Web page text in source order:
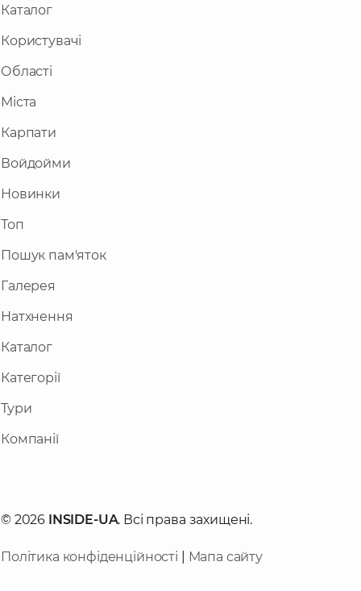
Каталог
Користувачі
Області
Міста
Карпати
Войдойми
Новинки
Топ
Пошук пам'яток
Галерея
Натхнення
Каталог
Категорії
Тури
Компанії
© 2026 INSIDE-UA. Всі права захищені.
Політика конфіденційності Мапа сайту